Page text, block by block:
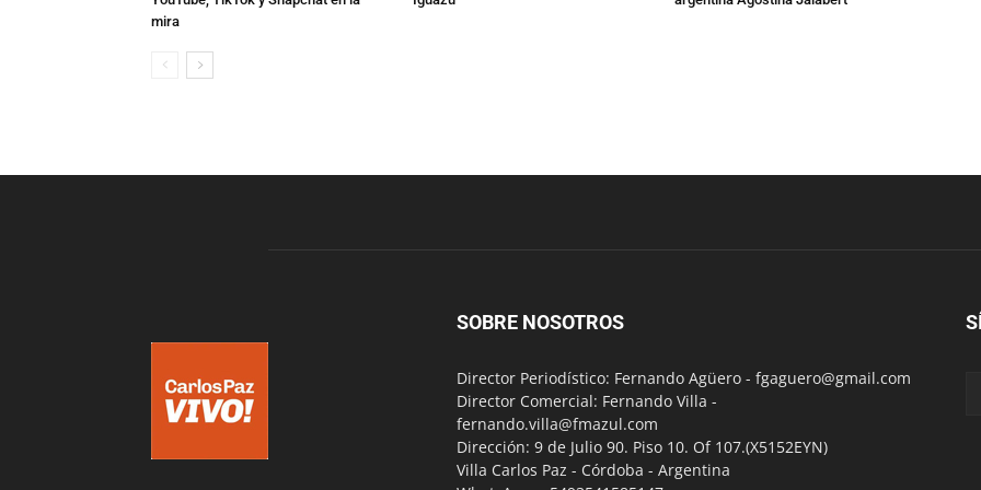
mira
SOBRE NOSOTROS
Director Periodístico: Fernando Agüero - fgaguero@gmail.com
Director Comercial: Fernando Villa -
fernando.villa@fmazul.com
Dirección: 9 de Julio 90. Piso 10. Of 107.(X5152EYN)
Villa Carlos Paz - Córdoba - Argentina